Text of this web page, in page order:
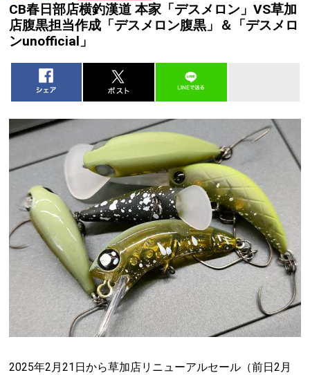
CB春日部店横釣漢道 本家「デスメロン」VS草加
店腹黒担当作成「デスメロン腹黒」＆「デスメロ
ンunofficial」
2025年2月21日から草加店リニューアルセール（前日2月